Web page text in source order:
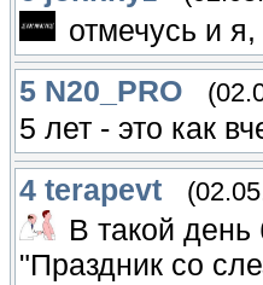
отмечусь и
5 N20_PRO
5 лет - это как
4 terapevt
В такой день
"Праздник со